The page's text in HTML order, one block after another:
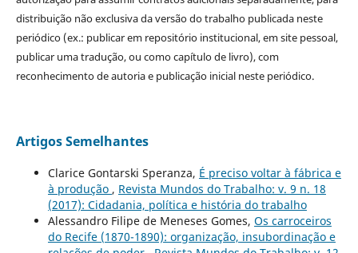
distribuição não exclusiva da versão do trabalho publicada neste
periódico (ex.: publicar em repositório institucional, em site pessoal,
publicar uma tradução, ou como capítulo de livro), com
reconhecimento de autoria e publicação inicial neste periódico.
Artigos Semelhantes
Clarice Gontarski Speranza, É preciso voltar à fábrica e
à produção , Revista Mundos do Trabalho: v. 9 n. 18
(2017): Cidadania, política e história do trabalho
Alessandro Filipe de Meneses Gomes, Os carroceiros
do Recife (1870-1890): organização, insubordinação e